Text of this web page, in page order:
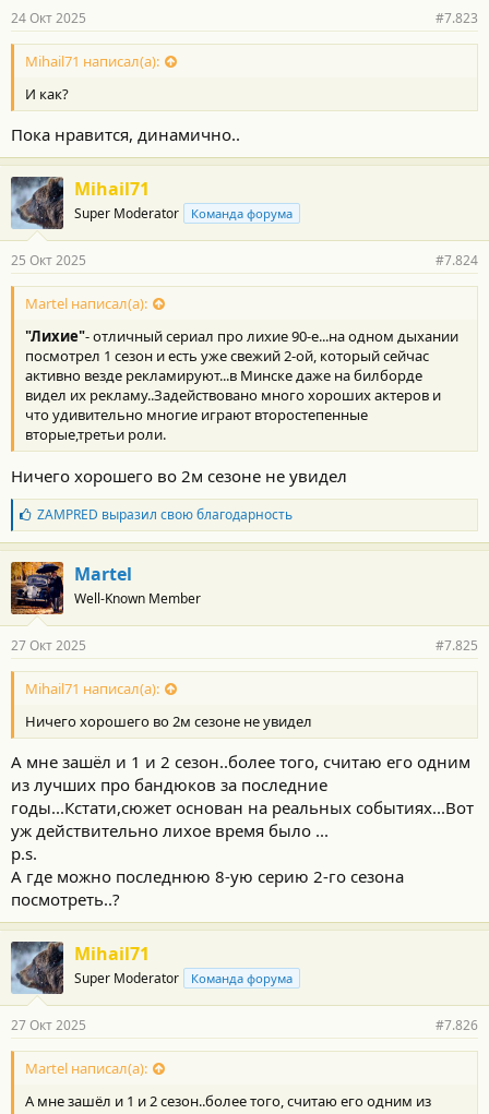
24 Окт 2025 #7.823
Mihail71 написал(а):
И как?
Пока нравится, динамично..
Mihail71
Super Moderator Команда форума
25 Окт 2025 #7.824
Martel написал(а):
"Лихие"- отличный сериал про лихие 90-е...на одном дыхании
посмотрел 1 сезон и есть уже свежий 2-ой, который сейчас
активно везде рекламируют...в Минске даже на билборде
видел их рекламу..Задействовано много хороших актеров и
что удивительно многие играют второстепенные
вторые,третьи роли.
Ничего хорошего во 2м сезоне не увидел
Б
л
а
г
о
д
а
н
о
с
и
:
ZAMPRED выразил свою благодарность
Martel
Well-Known Member
27 Окт 2025 #7.825
Mihail71 написал(а):
Ничего хорошего во 2м сезоне не увидел
А мне зашёл и 1 и 2 сезон..более того, считаю его одним
из лучших про бандюков за последние
годы...Кстати,сюжет основан на реальных событиях...Вот
уж действительно лихое время было ...
p.s.
А где можно последнюю 8-ую серию 2-го сезона
посмотреть..?
Mihail71
Super Moderator Команда форума
27 Окт 2025 #7.826
Martel написал(а):
А мне зашёл и 1 и 2 сезон..более того, считаю его одним из